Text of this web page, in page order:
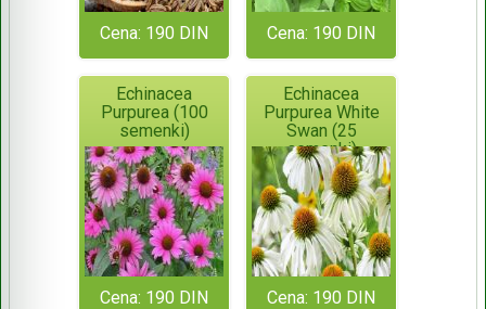
Cena: 190 DIN Cena: 190 DIN
Echinacea
Purpurea (100
semenki)
Cena: 190 DIN
Echinacea
Purpurea White
Swan (25
semenki)
Cena: 190 DIN